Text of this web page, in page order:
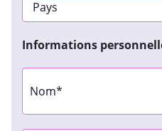
postal
Informations
Données
personnelles